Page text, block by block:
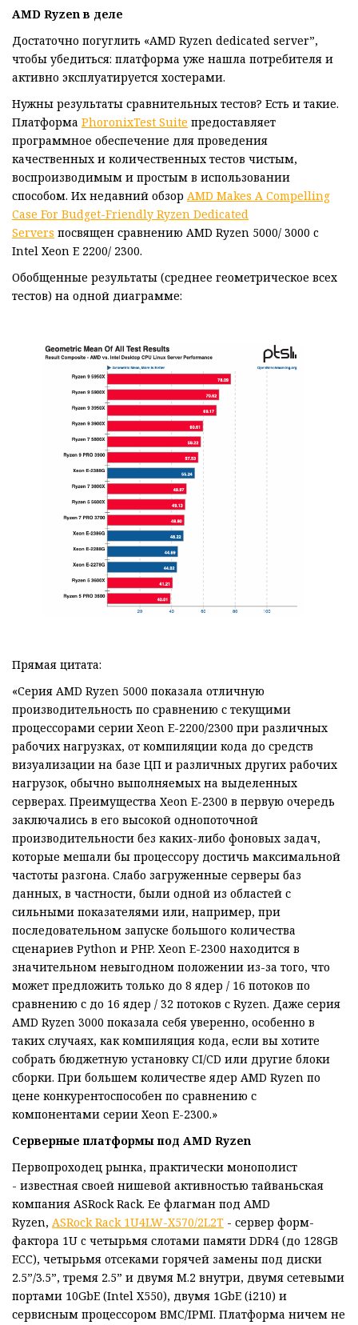
AMD Ryzenв деле
Достаточно погуглить «AMD Ryzen dedicated server”,
чтобы убедиться: платформа уже нашла потребителя и
активно эксплуатируется хостерами.
Нужны результаты сравнительных тестов? Есть и такие.
Платформа PhoronixTest Suite предоставляет
программное обеспечение для проведения
качественных и количественных тестов чистым,
воспроизводимым и простым в использовании
способом. Их недавний обзор AMD Makes A Compelling
Case For Budget-Friendly Ryzen Dedicated
Servers посвящен сравнению AMD Ryzen 5000/ 3000 c
Intel Xeon E 2200/ 2300.
Обобщенные результаты (среднее геометрическое всех
тестов) на одной диаграмме:
Прямая цитата:
«Серия AMD Ryzen 5000 показала отличную
производительность по сравнению с текущими
процессорами серии Xeon E-2200/2300 при различных
рабочих нагрузках, от компиляции кода до средств
визуализации на базе ЦП и различных других рабочих
нагрузок, обычно выполняемых на выделенных
серверах. Преимущества Xeon E-2300 в первую очередь
заключались в его высокой однопоточной
производительности без каких-либо фоновых задач,
которые мешали бы процессору достичь максимальной
частоты разгона. Слабо загруженные серверы баз
данных, в частности, были одной из областей с
сильными показателями или, например, при
последовательном запуске большого количества
сценариев Python и PHP. Xeon E-2300 находится в
значительном невыгодном положении из-за того, что
может предложить только до 8 ядер / 16 потоков по
сравнению с до 16 ядер / 32 потоков с Ryzen. Даже серия
AMD Ryzen 3000 показала себя уверенно, особенно в
таких случаях, как компиляция кода, если вы хотите
собрать бюджетную установку CI/CD или другие блоки
сборки. При большем количестве ядер AMD Ryzen по
цене конкурентоспособен по сравнению с
компонентами серии Xeon E-2300.»
Серверные платформы под AMD Ryzen
Первопроходец рынка, практически монополист
- известная своей нишевой активностью тайваньская
компания ASRock Rack. Ее флагман под AMD
Ryzen, ASRock Rack 1U4LW-X570/2L2T - сервер форм-
фактора 1U c четырьмя слотами памяти DDR4 (до 128GB
ECC), четырьмя отсеками горячей замены под диски
2.5”/3.5”, тремя 2.5” и двумя M.2 внутри, двумя сетевыми
портами 10GbE (Intel X550), двумя 1GbE (i210) и
сервисным процессором BMC/IPMI. Платформа ничем не